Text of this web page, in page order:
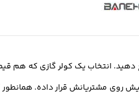
دهید. انتخاب یک کولر گازی که هم